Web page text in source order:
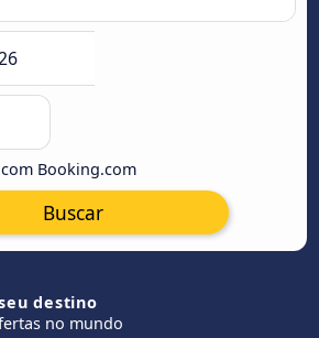
Booking.com
Buscar
destino
no mundo